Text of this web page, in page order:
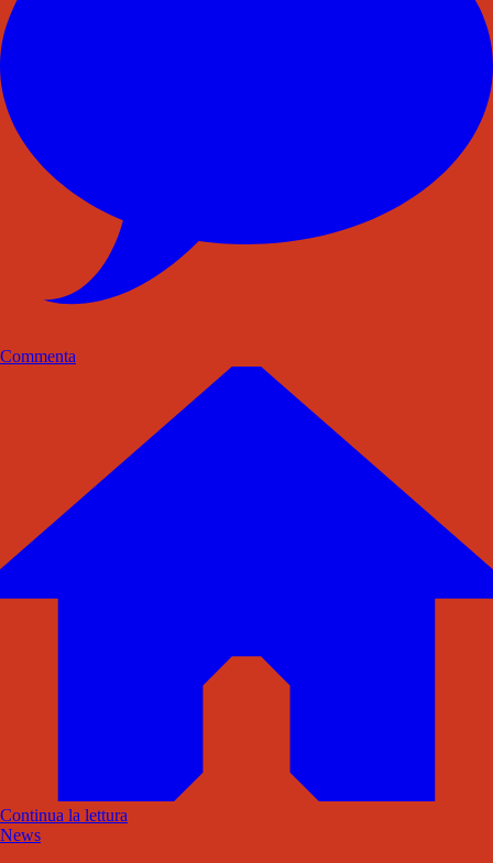
Commenta
Continua la lettura
News